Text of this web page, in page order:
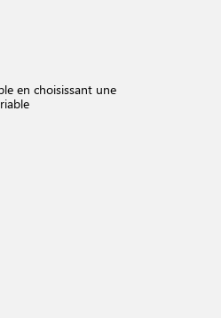
en choisissant une